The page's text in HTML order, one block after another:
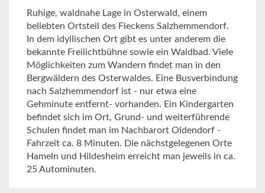
Ruhige, waldnahe Lage in Osterwald, einem
beliebten Ortsteil des Fleckens Salzhemmendorf.
In dem idyllischen Ort gibt es unter anderem die
bekannte Freilichtbühne sowie ein Waldbad. Viele
Möglichkeiten zum Wandern findet man in den
Bergwäldern des Osterwaldes. Eine Busverbindung
nach Salzhemmendorf ist - nur etwa eine
Gehminute entfernt- vorhanden. Ein Kindergarten
befindet sich im Ort, Grund- und weiterführende
Schulen findet man im Nachbarort Oldendorf -
Fahrzeit ca. 8 Minuten. Die nächstgelegenen Orte
Hameln und Hildesheim erreicht man jeweils in ca.
25 Autominuten.